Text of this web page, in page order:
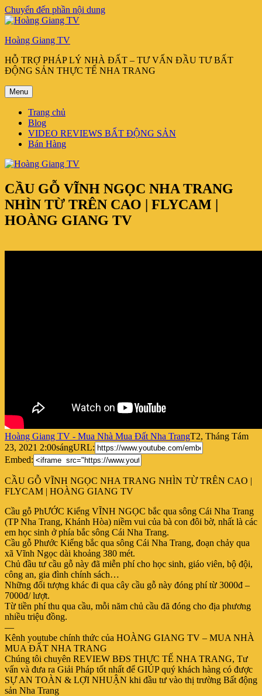
Chuyển đến phần nội dung
Hoàng Giang TV
HỖ TRỢ PHÁP LÝ NHÀ ĐẤT – TƯ VẤN ĐẦU TƯ BẤT
ĐỘNG SẢN THỰC TẾ NHA TRANG
Menu
Trang chủ
Blog
VIDEO REVIEWS BẤT ĐỘNG SẢN
Bán Hàng
CẦU GỖ VĨNH NGỌC NHA TRANG
NHÌN TỪ TRÊN CAO | FLYCAM |
HOÀNG GIANG TV
Hoàng Giang TV - Mua Nhà Mua Đất Nha TrangT2, Tháng Tám
23, 2021 2:00sángURL:
Embed:
CẦU GỖ VĨNH NGỌC NHA TRANG NHÌN TỪ TRÊN CAO |
FLYCAM | HOÀNG GIANG TV
Cầu gỗ PhƯỚC Kiểng VĨNH NGỌC bắc qua sông Cái Nha Trang
(TP Nha Trang, Khánh Hòa) niềm vui của bà con đôi bờ, nhất là các
em học sinh ở phía bắc sông Cái Nha Trang.
Cầu gỗ Phước Kiểng bắc qua sông Cái Nha Trang, đoạn chảy qua
xã Vĩnh Ngọc dài khoảng 380 mét.
Chủ đầu tư cầu gỗ này đã miễn phí cho học sinh, giáo viên, bộ đội,
công an, gia đình chính sách…
Những đối tượng khác đi qua cây cầu gỗ này đóng phí từ 3000đ –
7000đ/ lượt.
Từ tiền phí thu qua cầu, mỗi năm chủ cầu đã đóng cho địa phương
nhiều triệu đồng.
—
Kênh youtube chính thức của HOÀNG GIANG TV – MUA NHÀ
MUA ĐẤT NHA TRANG
Chúng tôi chuyên REVIEW BĐS THỰC TẾ NHA TRANG, Tư
vấn và đưa ra Giải Pháp tốt nhất để GIÚP quý khách hàng có được
SỰ AN TOÀN & LỢI NHUẬN khi đầu tư vào thị trường Bất động
sản Nha Trang